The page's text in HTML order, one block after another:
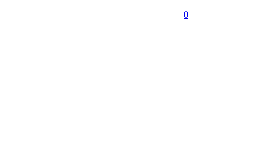
0